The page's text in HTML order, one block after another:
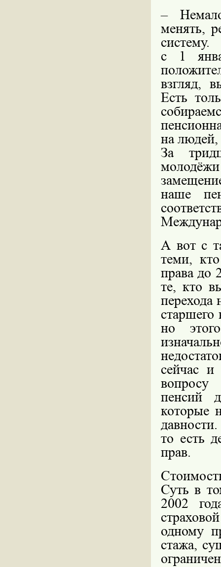
–
менять,
с 1
взгляд,
Есть
на
За
наше
А вот с
теми,
права до
те, кто
старшего
но
сейчас
пенсий
которые
то есть
прав.
Суть в
2002
одному
стажа,